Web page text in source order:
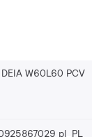
W60L60 PCV
pl_PL